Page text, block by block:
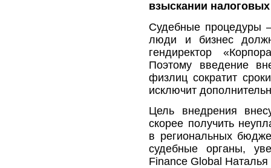
взыскании
Судебные процедуры
люди и бизнес
гендиректор
Поэтому введение
физлиц сократит
исключит
Цель внедрения
скорее получить
в региональных
судебные органы,
Finance Global